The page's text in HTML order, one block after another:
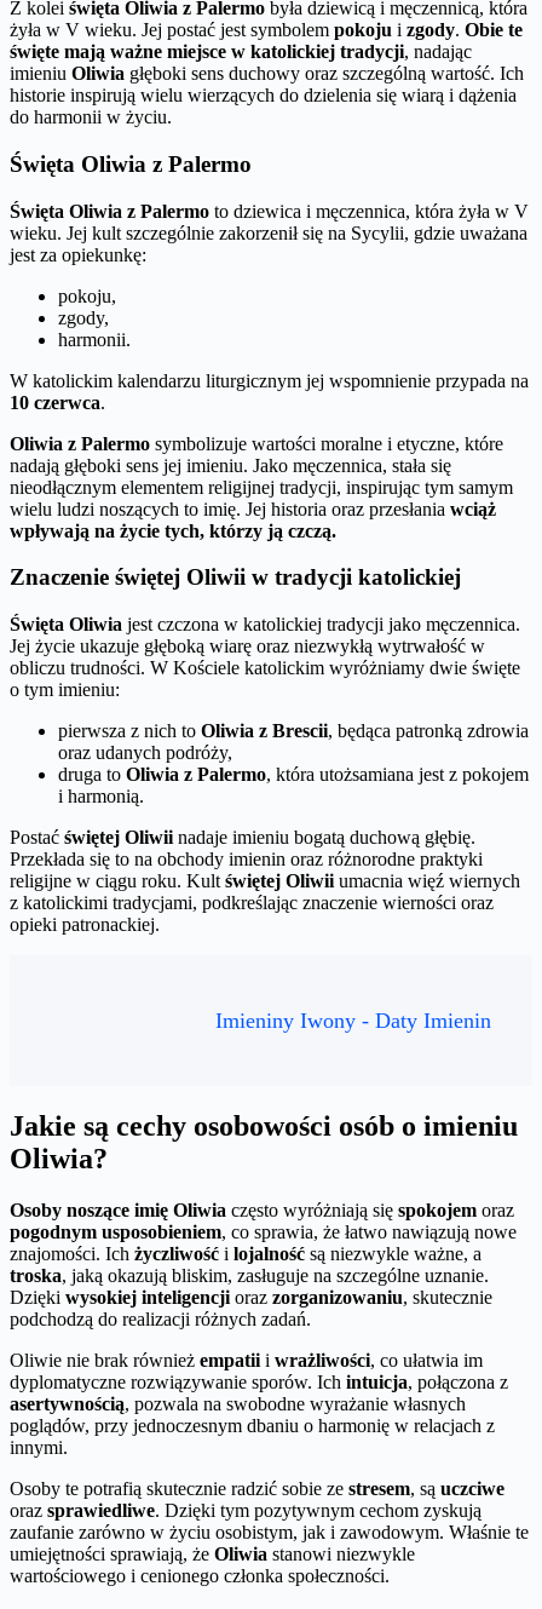
Z kolei święta Oliwia z Palermo była dziewicą i męczennicą, która
żyła w V wieku. Jej postać jest symbolem pokoju i zgody. Obie te
święte mają ważne miejsce w katolickiej tradycji, nadając
imieniu Oliwia głęboki sens duchowy oraz szczególną wartość. Ich
historie inspirują wielu wierzących do dzielenia się wiarą i dążenia
do harmonii w życiu.
Święta Oliwia z Palermo
Święta Oliwia z Palermo to dziewica i męczennica, która żyła w V
wieku. Jej kult szczególnie zakorzenił się na Sycylii, gdzie uważana
jest za opiekunkę:
pokoju,
zgody,
harmonii.
W katolickim kalendarzu liturgicznym jej wspomnienie przypada na
10 czerwca.
Oliwia z Palermo symbolizuje wartości moralne i etyczne, które
nadają głęboki sens jej imieniu. Jako męczennica, stała się
nieodłącznym elementem religijnej tradycji, inspirując tym samym
wielu ludzi noszących to imię. Jej historia oraz przesłania wciąż
wpływają na życie tych, którzy ją czczą.
Znaczenie świętej Oliwii w tradycji katolickiej
Święta Oliwia jest czczona w katolickiej tradycji jako męczennica.
Jej życie ukazuje głęboką wiarę oraz niezwykłą wytrwałość w
obliczu trudności. W Kościele katolickim wyróżniamy dwie święte
o tym imieniu:
pierwsza z nich to Oliwia z Brescii, będąca patronką zdrowia
oraz udanych podróży,
druga to Oliwia z Palermo, która utożsamiana jest z pokojem
i harmonią.
Postać świętej Oliwii nadaje imieniu bogatą duchową głębię.
Przekłada się to na obchody imienin oraz różnorodne praktyki
religijne w ciągu roku. Kult świętej Oliwii umacnia więź wiernych
z katolickimi tradycjami, podkreślając znaczenie wierności oraz
opieki patronackiej.
Imieniny Iwony - Daty Imienin
Jakie są cechy osobowości osób o imieniu
Oliwia?
Osoby noszące imię Oliwia często wyróżniają się spokojem oraz
pogodnym usposobieniem, co sprawia, że łatwo nawiązują nowe
znajomości. Ich życzliwość i lojalność są niezwykle ważne, a
troska, jaką okazują bliskim, zasługuje na szczególne uznanie.
Dzięki wysokiej inteligencji oraz zorganizowaniu, skutecznie
podchodzą do realizacji różnych zadań.
Oliwie nie brak również empatii i wrażliwości, co ułatwia im
dyplomatyczne rozwiązywanie sporów. Ich intuicja, połączona z
asertywnością, pozwala na swobodne wyrażanie własnych
poglądów, przy jednoczesnym dbaniu o harmonię w relacjach z
innymi.
Osoby te potrafią skutecznie radzić sobie ze stresem, są uczciwe
oraz sprawiedliwe. Dzięki tym pozytywnym cechom zyskują
zaufanie zarówno w życiu osobistym, jak i zawodowym. Właśnie te
umiejętności sprawiają, że Oliwia stanowi niezwykle
wartościowego i cenionego członka społeczności.